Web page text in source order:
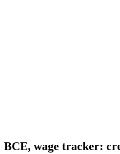
BCE, wage tracker: